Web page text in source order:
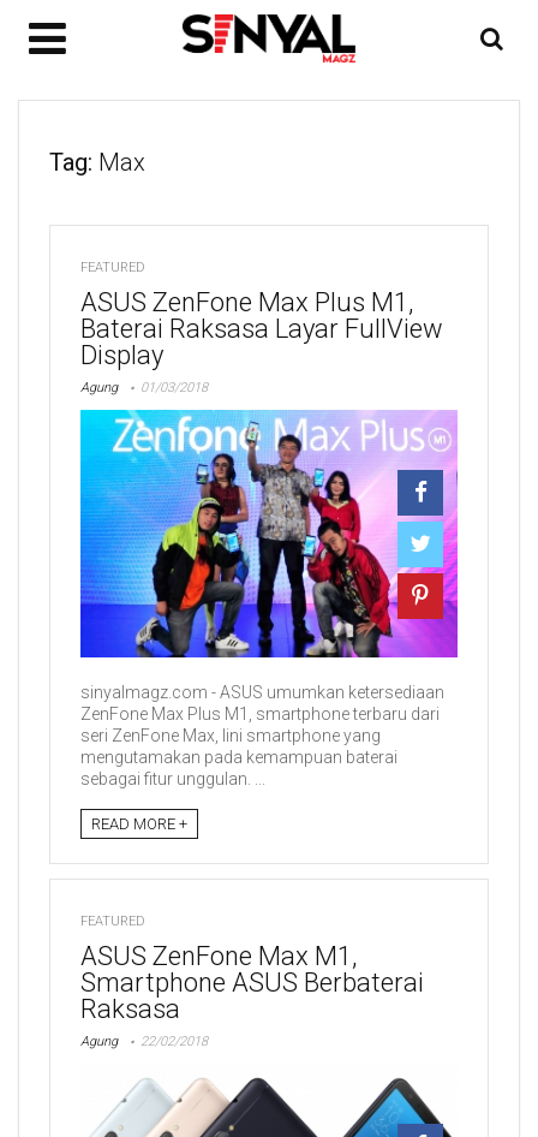
Tag: Max
FEATURED
ASUS ZenFone Max Plus M1,
Baterai Raksasa Layar FullView
Display
Agung 01/03/2018
sinyalmagz.com - ASUS umumkan ketersediaan
ZenFone Max Plus M1, smartphone terbaru dari
seri ZenFone Max, lini smartphone yang
mengutamakan pada kemampuan baterai
sebagai fitur unggulan. ...
READ MORE +
FEATURED
ASUS ZenFone Max M1,
Smartphone ASUS Berbaterai
Raksasa
Agung 22/02/2018